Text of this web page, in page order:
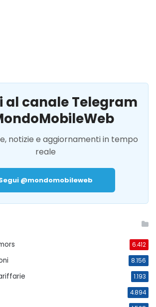
al canale Telegram
notizie e aggiornamenti in tempo
reale
@mondomobileweb
6.412
8.156
1.193
4.894